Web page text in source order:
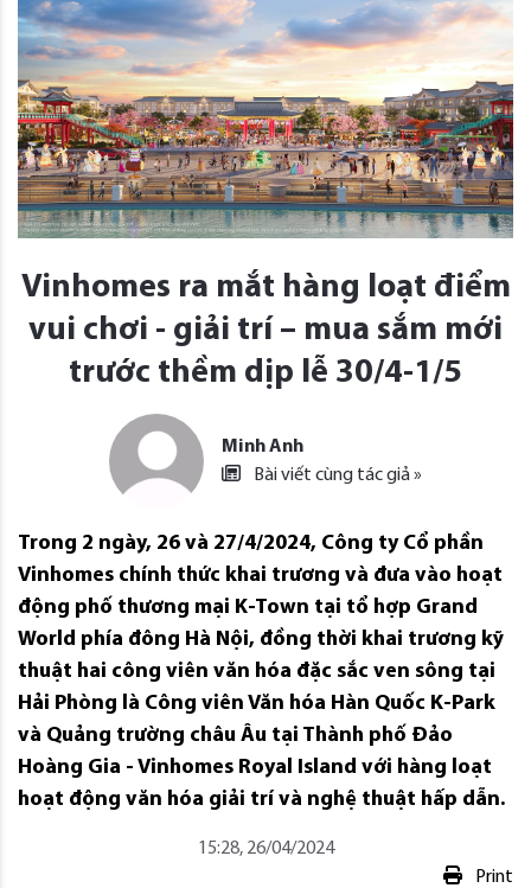
Vinhomes ra mắt hàng loạt điểm
vui chơi - giải trí – mua sắm mới
trước thềm dịp lễ 30/4-1/5
Minh Anh
Bài viết cùng tác giả »
Trong 2 ngày, 26 và 27/4/2024, Công ty Cổ phần
Vinhomes chính thức khai trương và đưa vào hoạt
động phố thương mại K-Town tại tổ hợp Grand
World phía đông Hà Nội, đồng thời khai trương kỹ
thuật hai công viên văn hóa đặc sắc ven sông tại
Hải Phòng là Công viên Văn hóa Hàn Quốc K-Park
và Quảng trường châu Âu tại Thành phố Đảo
Hoàng Gia - Vinhomes Royal Island với hàng loạt
hoạt động văn hóa giải trí và nghệ thuật hấp dẫn.
15:28, 26/04/2024
Print